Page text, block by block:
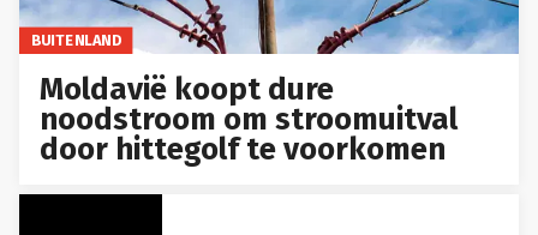
BUITENLAND
Moldavië koopt dure
noodstroom om stroomuitval
door hittegolf te voorkomen